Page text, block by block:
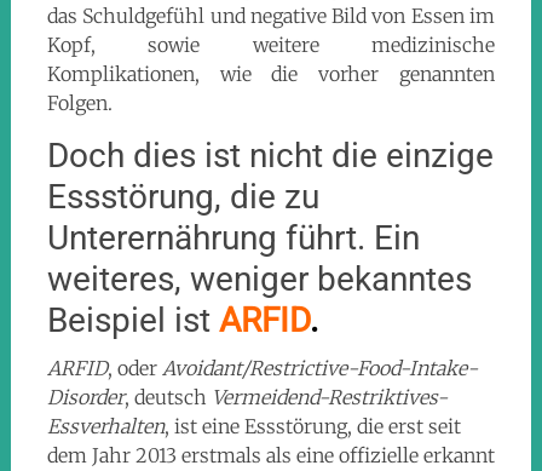
das Schuldgefühl und negative Bild von Essen im
Kopf, sowie weitere medizinische
Komplikationen, wie die vorher genannten
Folgen.
Doch dies ist nicht die einzige
Essstörung, die zu
Unterernährung führt. Ein
weiteres, weniger bekanntes
Beispiel ist ARFID.
ARFID, oder Avoidant/Restrictive-Food-Intake-
Disorder, deutsch Vermeidend-Restriktives-
Essverhalten, ist eine Essstörung, die erst seit
dem Jahr 2013 erstmals als eine offizielle erkannt